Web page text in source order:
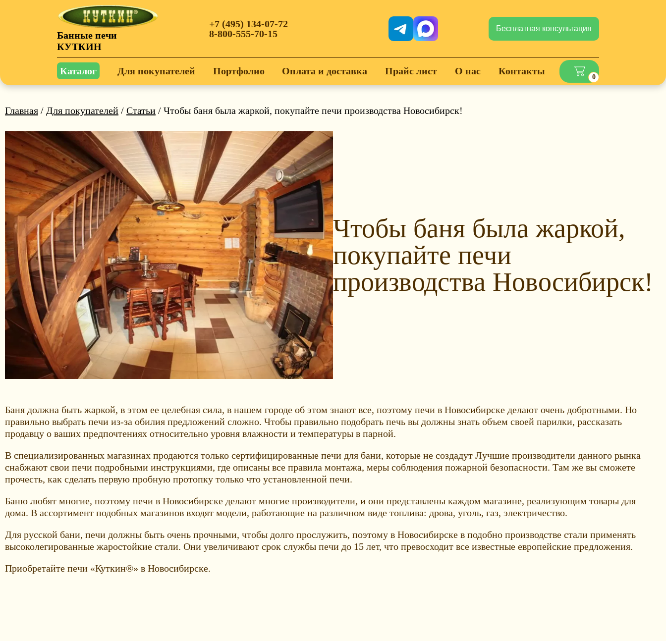
Банные печи
КУТКИН
+7 (495) 134-07-72
8-800-555-70-15
Бесплатная консультация
Каталог Для покупателей Портфолио Оплата и доставка Прайс лист О нас Контакты
0
Главная / Для покупателей / Статьи / Чтобы баня была жаркой, покупайте печи производства Новосибирск!
Чтобы баня была жаркой,
покупайте печи
производства Новосибирск!
Баня должна быть жаркой, в этом ее целебная сила, в нашем городе об этом знают все, поэтому печи в Новосибирске делают очень добротными. Но
правильно выбрать печи из-за обилия предложений сложно. Чтобы правильно подобрать печь вы должны знать объем своей парилки, рассказать
продавцу о ваших предпочтениях относительно уровня влажности и температуры в парной.
В специализированных магазинах продаются только сертифицированные печи для бани, которые не создадут Лучшие производители данного рынка
снабжают свои печи подробными инструкциями, где описаны все правила монтажа, меры соблюдения пожарной безопасности. Там же вы сможете
прочесть, как сделать первую пробную протопку только что установленной печи.
Баню любят многие, поэтому печи в Новосибирске делают многие производители, и они представлены каждом магазине, реализующим товары для
дома. В ассортимент подобных магазинов входят модели, работающие на различном виде топлива: дрова, уголь, газ, электричество.
Для русской бани, печи должны быть очень прочными, чтобы долго прослужить, поэтому в Новосибирске в подобно производстве стали применять
высоколегированные жаростойкие стали. Они увеличивают срок службы печи до 15 лет, что превосходит все известные европейские предложения.
Приобретайте печи «Куткин®» в Новосибирске.